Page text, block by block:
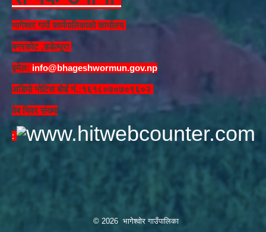
भागेश्वर गाउँ कार्यपालिकाको कार्यालय
बगरकोट ,डडेल्धुरा
इमेल: info@bhageshwormun.gov.np
अडियो नोटिस बोर्ड नं.:१६१८०७०७०९६०२
वेब भिवर संख्या
: ​
© 2026 भागेश्वोर गाउँपालिका